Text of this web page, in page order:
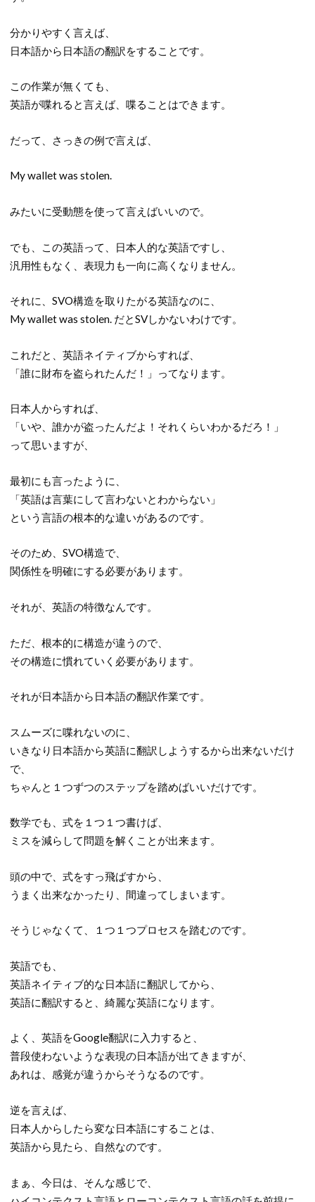
分かりやすく言えば、
日本語から日本語の翻訳をすることです。
この作業が無くても、
英語が喋れると言えば、喋ることはできます。
だって、さっきの例で言えば、
My wallet was stolen.
みたいに受動態を使って言えばいいので。
でも、この英語って、日本人的な英語ですし、
汎用性もなく、表現力も一向に高くなりません。
それに、SVO構造を取りたがる英語なのに、
My wallet was stolen. だとSVしかないわけです。
これだと、英語ネイティブからすれば、
「誰に財布を盗られたんだ！」ってなります。
日本人からすれば、
「いや、誰かが盗ったんだよ！それくらいわかるだろ！」
って思いますが、
最初にも言ったように、
「英語は言葉にして言わないとわからない」
という言語の根本的な違いがあるのです。
そのため、SVO構造で、
関係性を明確にする必要があります。
それが、英語の特徴なんです。
ただ、根本的に構造が違うので、
その構造に慣れていく必要があります。
それが日本語から日本語の翻訳作業です。
スムーズに喋れないのに、
いきなり日本語から英語に翻訳しようするから出来ないだけ
で、
ちゃんと１つずつのステップを踏めばいいだけです。
数学でも、式を１つ１つ書けば、
ミスを減らして問題を解くことが出来ます。
頭の中で、式をすっ飛ばすから、
うまく出来なかったり、間違ってしまいます。
そうじゃなくて、１つ１つプロセスを踏むのです。
英語でも、
英語ネイティブ的な日本語に翻訳してから、
英語に翻訳すると、綺麗な英語になります。
よく、英語をGoogle翻訳に入力すると、
普段使わないような表現の日本語が出てきますが、
あれは、感覚が違うからそうなるのです。
逆を言えば、
日本人からしたら変な日本語にすることは、
英語から見たら、自然なのです。
まぁ、今日は、そんな感じで、